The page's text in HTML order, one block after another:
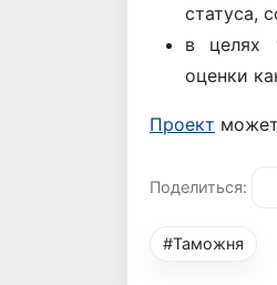
статуса,
в целях
оценки
Проект
Поделиться:
#Таможня